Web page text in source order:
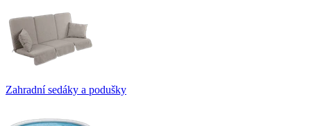
Zahradní sedáky a podušky